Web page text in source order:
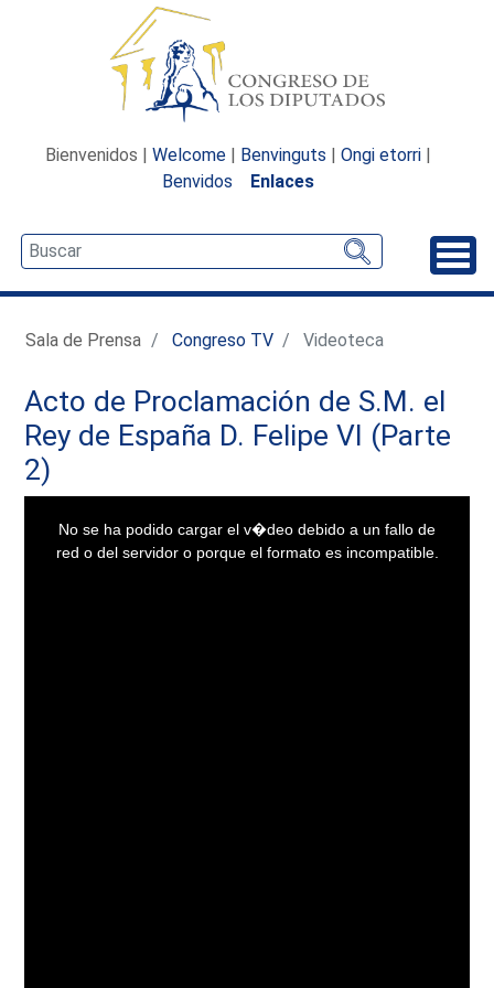
Bienvenidos | Welcome | Benvinguts | Ongi etorri |
Benvidos
Enlaces
Sala de Prensa Congreso TV Videoteca
Acto de Proclamación de S.M. el
Rey de España D. Felipe VI (Parte
2)
No se ha podido cargar el v�deo debido a un fallo de
red o del servidor o porque el formato es incompatible.